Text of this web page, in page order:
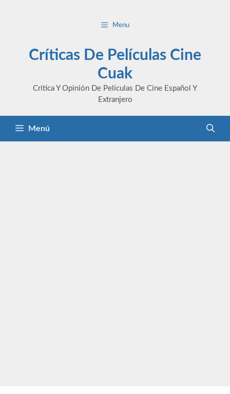
Menu
Críticas De Películas Cine
Cuak
Crítica Y Opinión De Películas De Cine Español Y
Extranjero
Menú